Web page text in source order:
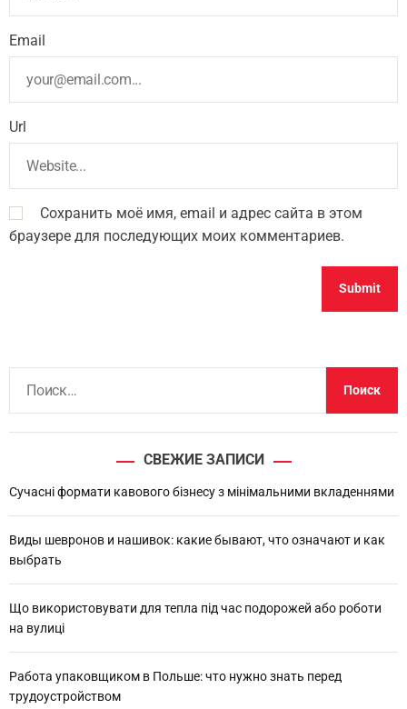
Email
Url
Сохранить моё имя, email и адрес сайта в этом
браузере для последующих моих комментариев.
:
СВЕЖИЕ ЗАПИСИ
Сучасні формати кавового бізнесу з мінімальними вкладеннями
Виды шевронов и нашивок: какие бывают, что означают и как
выбрать
Що використовувати для тепла під час подорожей або роботи
на вулиці
Работа упаковщиком в Польше: что нужно знать перед
трудоустройством